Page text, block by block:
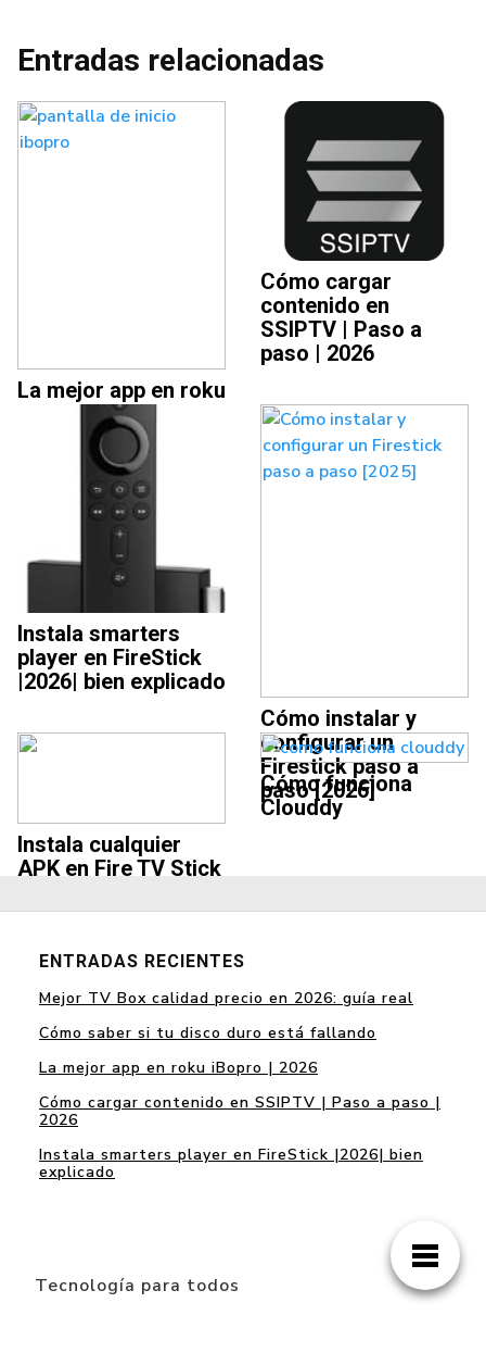
Entradas relacionadas
La mejor app en roku
iBopro | 2026
Cómo cargar
contenido en
SSIPTV | Paso a
paso | 2026
Instala smarters
player en FireStick
|2026| bien explicado
Cómo instalar y
configurar un
Firestick paso a
paso [2026]
Instala cualquier
APK en Fire TV Stick
Cómo funciona
Clouddy
ENTRADAS RECIENTES
Mejor TV Box calidad precio en 2026: guía real
Cómo saber si tu disco duro está fallando
La mejor app en roku iBopro | 2026
Cómo cargar contenido en SSIPTV | Paso a paso |
2026
Instala smarters player en FireStick |2026| bien
explicado
Tecnología para todos